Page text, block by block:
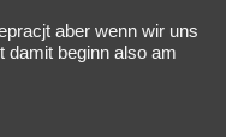
aber wenn wir uns
damit beginn also am